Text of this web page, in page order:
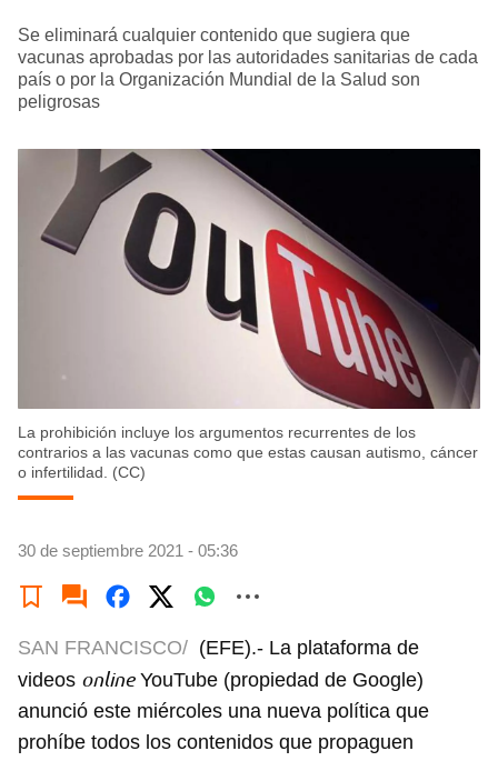
Se eliminará cualquier contenido que sugiera que
vacunas aprobadas por las autoridades sanitarias de cada
país o por la Organización Mundial de la Salud son
peligrosas
La prohibición incluye los argumentos recurrentes de los
contrarios a las vacunas como que estas causan autismo, cáncer
o infertilidad. (CC)
30 de septiembre 2021 - 05:36
SAN FRANCISCO/ (EFE).- La plataforma de
videos onlineYouTube (propiedad de Google)
anunció este miércoles una nueva política que
prohíbe todos los contenidos que propaguen